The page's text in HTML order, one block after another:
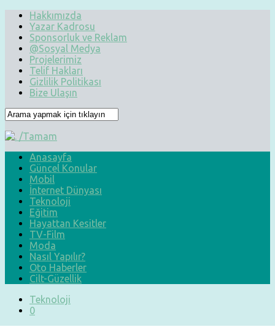
Hakkımızda
Yazar Kadrosu
Sponsorluk ve Reklam
@Sosyal Medya
Projelerimiz
Telif Hakları
Gizlilik Politikası
Bize Ulaşın
Anasayfa
Güncel Konular
Mobil
İnternet Dünyası
Teknoloji
Eğitim
Hayattan Kesitler
TV-Film
Moda
Nasıl Yapılır?
Oto Haberler
Cilt-Güzellik
Teknoloji
0